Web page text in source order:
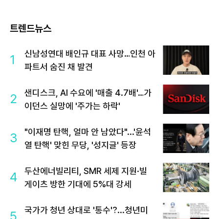
트렌드뉴스
1
신남성연대 배인규 대표 사망…인천 아
파트서 숨진 채 발견
2
샌디스크, AI 수요에 '매출 4.7배'…가
이던스 실망에 '주가는 하락'
3
"이재명 탄핵, 얼마 안 남았다"...'윤석
열 탄핵' 맞힌 무당, '성지글' 등장
4
두산에너빌리티, SMR 세제 지원·빌
게이츠 방한 기대에 5%대 강세
5
국가가 청년 상대로 '통수'?...청년미